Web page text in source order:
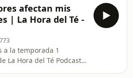
a la conversación con
poder que tienen
y el cómo podemos
construir y no destruir.
en esta
en los comentarios.
afectan mis
| La Hora del Té -
a la temporada 1
La Hora del Té Podcast;